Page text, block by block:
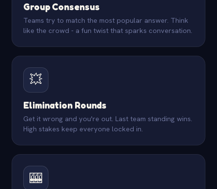
Group Consensus
Teams try to match the most popular answer. Think
like the crowd - a fun twist that sparks conversation.
💥
Elimination Rounds
Get it wrong and you're out. Last team standing wins.
High stakes keep everyone locked in.
🎰